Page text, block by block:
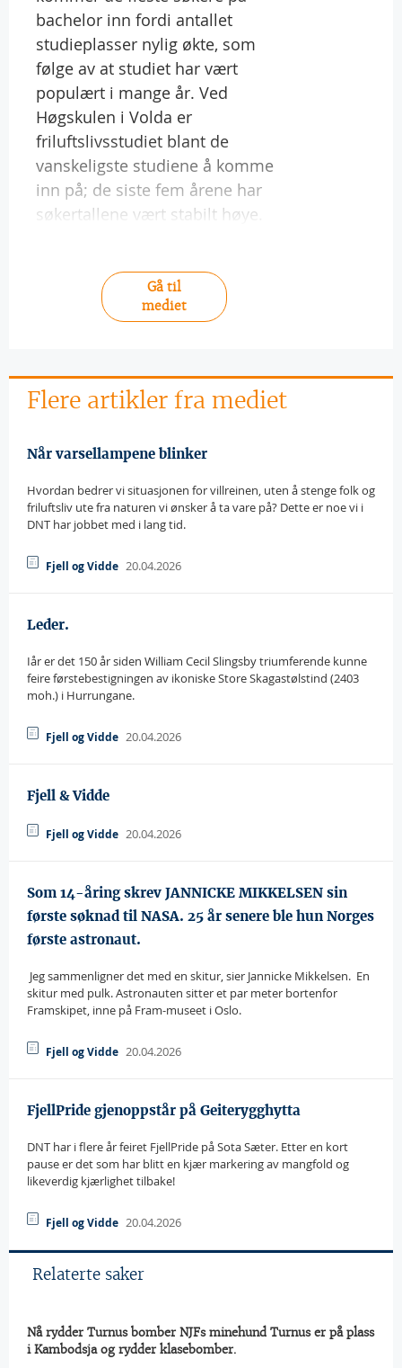
bachelor inn fordi antallet
studieplasser nylig økte, som
følge av at studiet har vært
populært i mange år. Ved
Høgskulen i Volda er
friluftslivsstudiet blant de
vanskeligste studiene å komme
inn på; de siste fem årene har
søkertallene vært stabilt høye.
Gå til
mediet
Flere artikler fra mediet
Når varsellampene blinker
Hvordan bedrer vi situasjonen for villreinen, uten å stenge folk og
friluftsliv ute fra naturen vi ønsker å ta vare på? Dette er noe vi i
DNT har jobbet med i lang tid.
Fjell og Vidde 20.04.2026
Leder.
Iår er det 150 år siden William Cecil Slingsby triumferende kunne
feire førstebestigningen av ikoniske Store Skagastølstind (2403
moh.) i Hurrungane.
Fjell og Vidde 20.04.2026
Fjell & Vidde
Fjell og Vidde 20.04.2026
Som 14-åring skrev JANNICKE MIKKELSEN sin
første søknad til NASA. 25 år senere ble hun Norges
første astronaut.
 Jeg sammenligner det med en skitur, sier Jannicke Mikkelsen.  En
skitur med pulk. Astronauten sitter et par meter bortenfor
Framskipet, inne på Fram-museet i Oslo.
Fjell og Vidde 20.04.2026
FjellPride gjenoppstår på Geiterygghytta
DNT har i flere år feiret FjellPride på Sota Sæter. Etter en kort
pause er det som har blitt en kjær markering av mangfold og
likeverdig kjærlighet tilbake!
Fjell og Vidde 20.04.2026
Relaterte saker
Nå rydder Turnus bomber NJFs minehund Turnus er på plass
i Kambodsja og rydder klasebomber.